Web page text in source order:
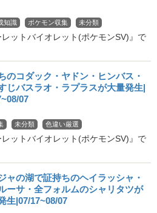
知識 ポケモン収集 未分類
レットバイオレット(ポケモンSV)』で
のコダック・ヤドン・ヒンバス・
じバスラオ・ラプラスが大量発生|
07
未分類 色違い厳選
レットバイオレット(ポケモンSV)』で
ャの湖で証持ちのヘイラッシャ・
ーサ・全フォルムのシャリタツが
生|07/17~08/07